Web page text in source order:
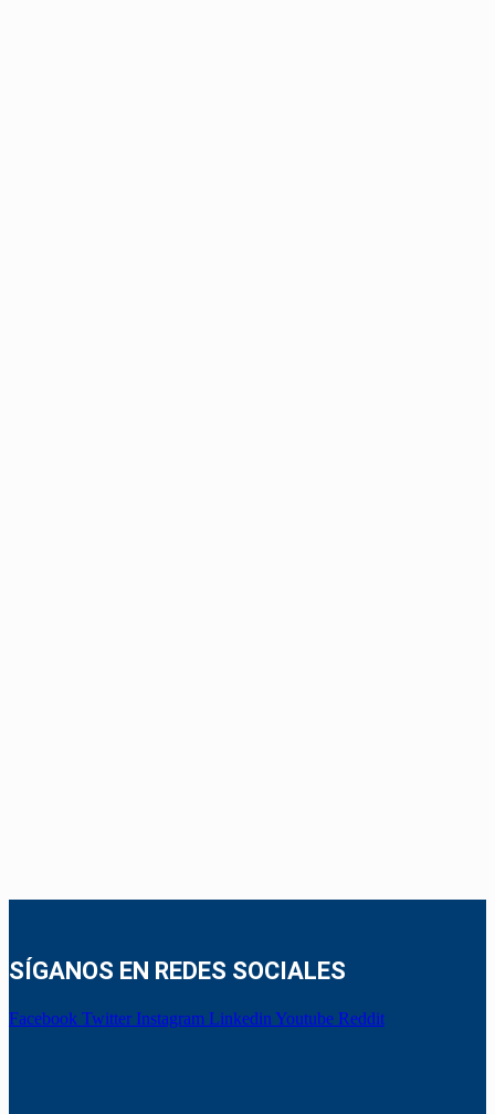
SÍGANOS EN REDES SOCIALES
Facebook Twitter Instagram Linkedin Youtube Reddit